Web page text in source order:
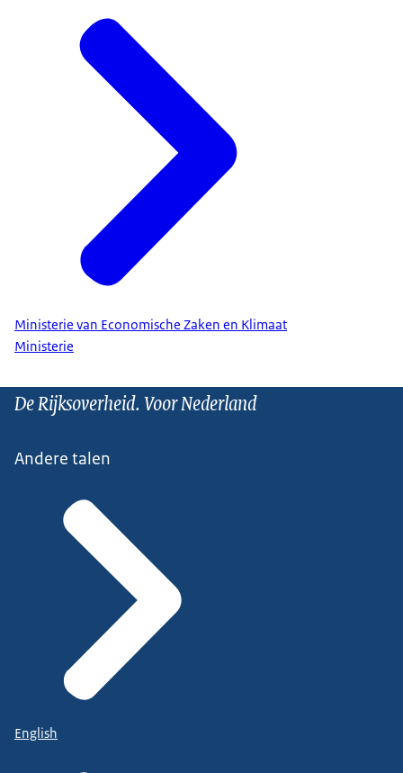
Ministerie van Economische Zaken en Klimaat
Ministerie
De Rijksoverheid. Voor Nederland
Andere talen
English